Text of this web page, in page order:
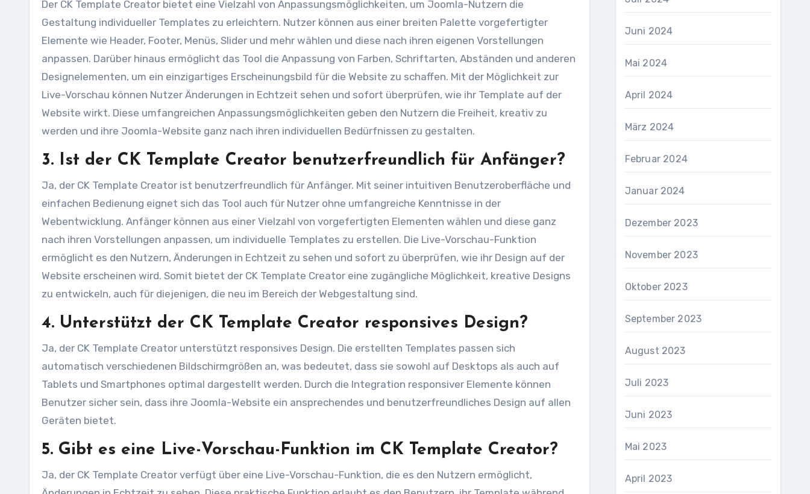
Der CK Template Creator bietet eine Vielzahl von Anpassungsmöglichkeiten, um Joomla-Nutzern die
Gestaltung individueller Templates zu erleichtern. Nutzer können aus einer breiten Palette vorgefertigter
Elemente wie Header, Footer, Menüs, Slider und mehr wählen und diese nach ihren eigenen Vorstellungen
anpassen. Darüber hinaus ermöglicht das Tool die Anpassung von Farben, Schriftarten, Abständen und anderen
Designelementen, um ein einzigartiges Erscheinungsbild für die Website zu schaffen. Mit der Möglichkeit zur
Live-Vorschau können Nutzer Änderungen in Echtzeit sehen und sofort überprüfen, wie ihr Template auf der
Website wirkt. Diese umfangreichen Anpassungsmöglichkeiten geben den Nutzern die Freiheit, kreativ zu
werden und ihre Joomla-Website ganz nach ihren individuellen Bedürfnissen zu gestalten.
3. Ist der CK Template Creator benutzerfreundlich für Anfänger?
Ja, der CK Template Creator ist benutzerfreundlich für Anfänger. Mit seiner intuitiven Benutzeroberfläche und
einfachen Bedienung eignet sich das Tool auch für Nutzer ohne umfangreiche Kenntnisse in der
Webentwicklung. Anfänger können aus einer Vielzahl von vorgefertigten Elementen wählen und diese ganz
nach ihren Vorstellungen anpassen, um individuelle Templates zu erstellen. Die Live-Vorschau-Funktion
ermöglicht es den Nutzern, Änderungen in Echtzeit zu sehen und sofort zu überprüfen, wie ihr Design auf der
Website erscheinen wird. Somit bietet der CK Template Creator eine zugängliche Möglichkeit, kreative Designs
zu entwickeln, auch für diejenigen, die neu im Bereich der Webgestaltung sind.
4. Unterstützt der CK Template Creator responsives Design?
Ja, der CK Template Creator unterstützt responsives Design. Die erstellten Templates passen sich
automatisch verschiedenen Bildschirmgrößen an, was bedeutet, dass sie sowohl auf Desktops als auch auf
Tablets und Smartphones optimal dargestellt werden. Durch die Integration responsiver Elemente können
Benutzer sicher sein, dass ihre Joomla-Website ein ansprechendes und benutzerfreundliches Design auf allen
Geräten bietet.
5. Gibt es eine Live-Vorschau-Funktion im CK Template Creator?
Ja, der CK Template Creator verfügt über eine Live-Vorschau-Funktion, die es den Nutzern ermöglicht,
Juni 2024
Mai 2024
April 2024
März 2024
Februar 2024
Januar 2024
Dezember 2023
November 2023
Oktober 2023
September 2023
August 2023
Juli 2023
Juni 2023
Mai 2023
April 2023